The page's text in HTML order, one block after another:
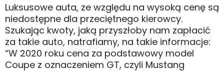
Luksusowe auta, ze względu na wysoką cenę są
niedostępne dla przeciętnego kierowcy.
Szukając kwoty, jaką przyszłoby nam zapłacić
za takie auto, natrafiamy, na takie informacje:
“W 2020 roku cena za podstawowy model
Coupe z oznaczeniem GT, czyli Mustang